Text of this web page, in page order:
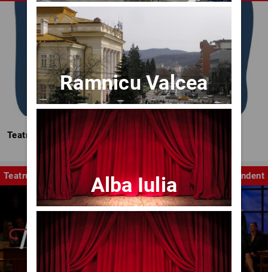
Teatrul Mic - Stagiunea 2025-2026
Teatru Independent
Ramnicu Valcea
Alba Iulia